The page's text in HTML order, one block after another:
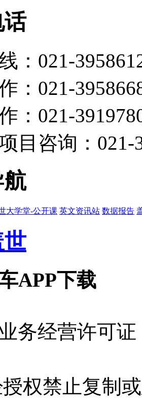
：021-
：021-
：021-
目咨询：021-
大学堂-公开课 英文资讯站 数据报告
世
APP下载
务经营许可
授权禁止复制